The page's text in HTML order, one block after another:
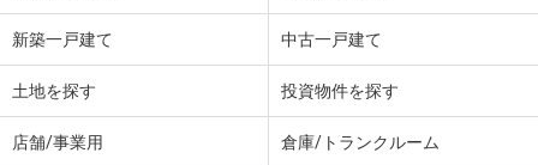
新築一戸建て 中古一戸建て
土地を探す 投資物件を探す
店舗/事業用 倉庫/トランクルーム